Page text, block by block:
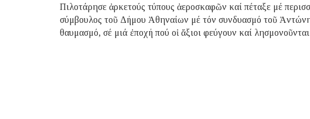
Πιλοτάρησε ἀρκετούς τύπους ἀεροσκαφῶν καί πέταξε μέ
σύμβουλος τοῦ Δήμου Ἀθηναίων μέ τόν συνδυασμό τοῦ
θαυμασμό, σέ μιά ἐποχή πού οἱ ἄξιοι φεύγουν καί